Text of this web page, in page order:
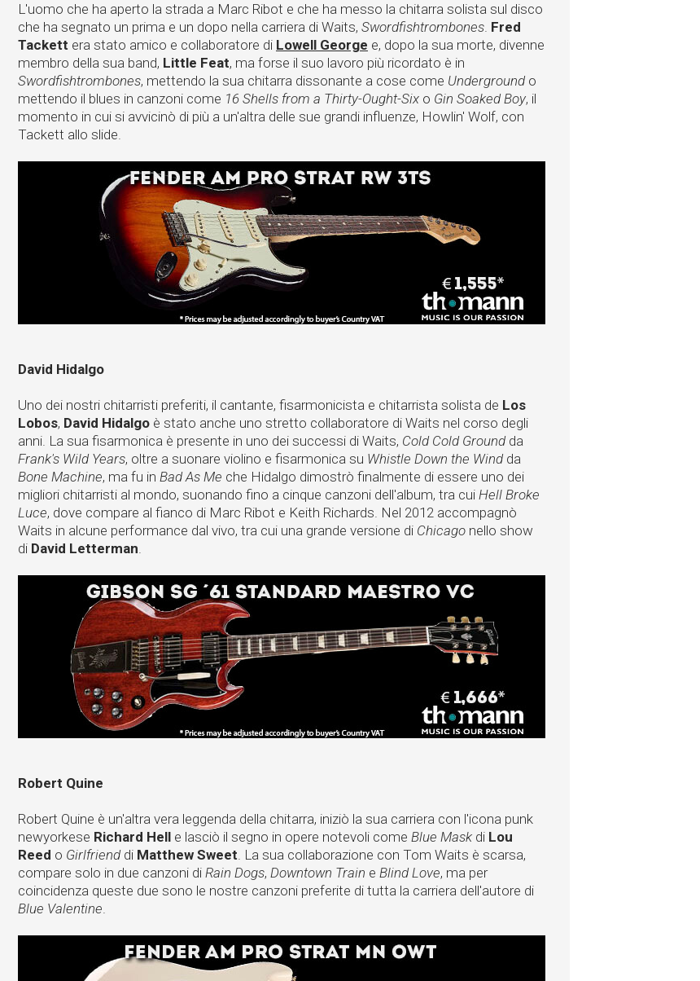
L'uomo che ha aperto la strada a Marc Ribot e che ha messo la chitarra solista sul disco
che ha segnato un prima e un dopo nella carriera di Waits, Swordfishtrombones. Fred
Tackett era stato amico e collaboratore di Lowell George e, dopo la sua morte, divenne
membro della sua band, Little Feat, ma forse il suo lavoro più ricordato è in
Swordfishtrombones, mettendo la sua chitarra dissonante a cose come Undergroundo
mettendo il blues in canzoni come 16 Shells from a Thirty-Ought-Six o Gin Soaked Boy, il
momento in cui si avvicinò di più a un'altra delle sue grandi influenze, Howlin' Wolf, con
Tackett allo slide.
David Hidalgo
Uno dei nostri chitarristi preferiti, il cantante, fisarmonicista e chitarrista solista de Los
Lobos, David Hidalgo è stato anche uno stretto collaboratore di Waits nel corso degli
anni. La sua fisarmonica è presente in uno dei successi di Waits, Cold Cold Groundda
Frank's Wild Years, oltre a suonare violino e fisarmonica su Whistle Down the Windda
Bone Machine, ma fu in Bad As Me che Hidalgo dimostrò finalmente di essere uno dei
migliori chitarristi al mondo, suonando fino a cinque canzoni dell'album, tra cui Hell Broke
Luce, dove compare al fianco di Marc Ribot e Keith Richards. Nel 2012 accompagnò
Waits in alcune performance dal vivo, tra cui una grande versione di Chicago nello show
di David Letterman.
Robert Quine
Robert Quine è un'altra vera leggenda della chitarra, iniziò la sua carriera con l'icona punk
newyorkese Richard Hell e lasciò il segno in opere notevoli come Blue Mask di Lou
Reed o Girlfrienddi Matthew Sweet. La sua collaborazione con Tom Waits è scarsa,
compare solo in due canzoni di Rain Dogs, Downtown Train e Blind Love, ma per
coincidenza queste due sono le nostre canzoni preferite di tutta la carriera dell'autore di
Blue Valentine.